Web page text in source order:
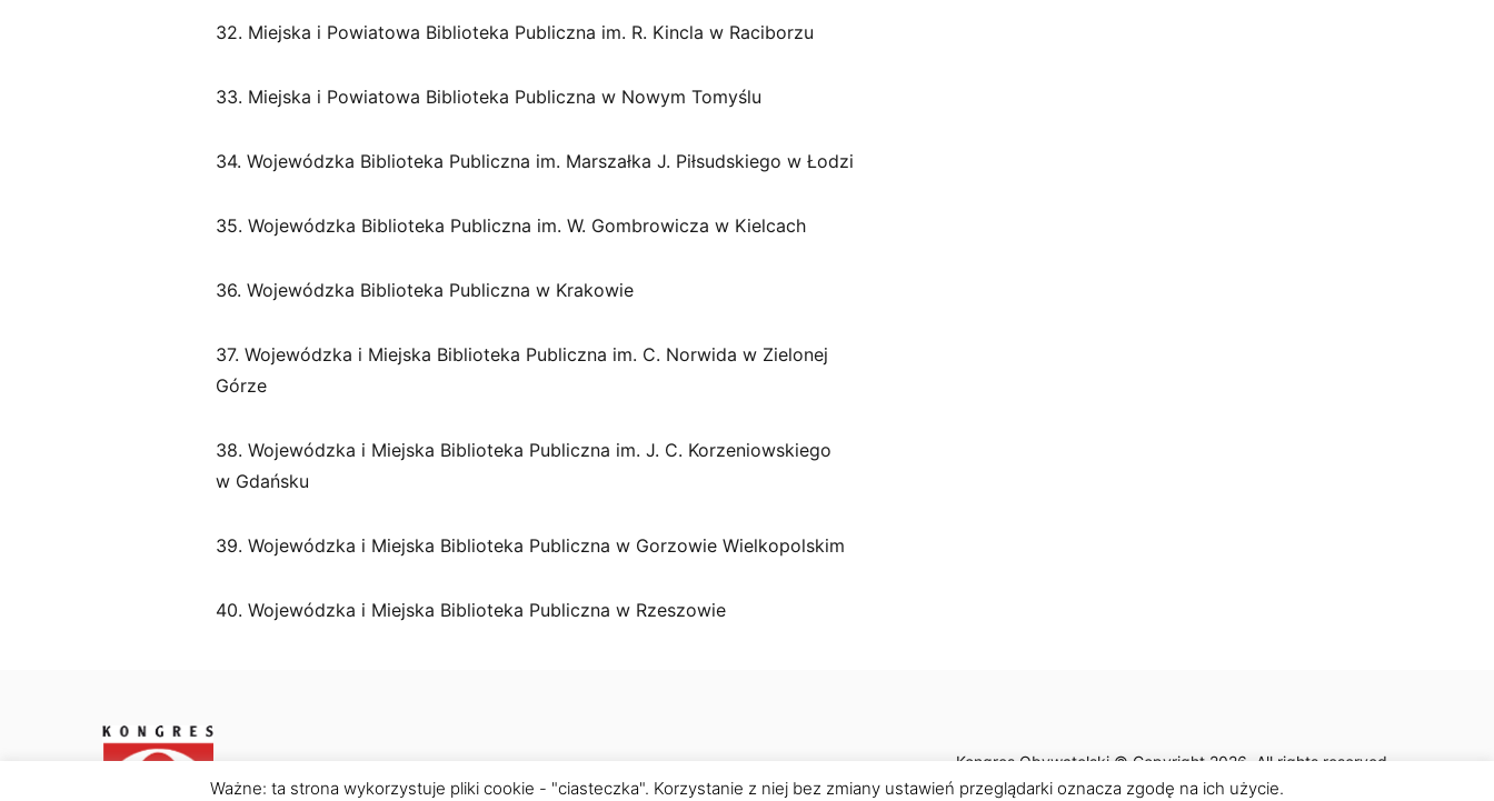
32. Miejska i Powiatowa Biblioteka Publiczna im. R. Kincla w Raciborzu
33. Miejska i Powiatowa Biblioteka Publiczna w Nowym Tomyślu
34. Wojewódzka Biblioteka Publiczna im. Marszałka J. Piłsudskiego w Łodzi
35. Wojewódzka Biblioteka Publiczna im. W. Gombrowicza w Kielcach
36. Wojewódzka Biblioteka Publiczna w Krakowie
37. Wojewódzka i Miejska Biblioteka Publiczna im. C. Norwida w Zielonej
Górze
38. Wojewódzka i Miejska Biblioteka Publiczna im. J. C. Korzeniowskiego
w Gdańsku
39. Wojewódzka i Miejska Biblioteka Publiczna w Gorzowie Wielkopolskim
40. Wojewódzka i Miejska Biblioteka Publiczna w Rzeszowie
Kongres Obywatelski © Copyright 2026. All rights reserved.
Ważne: ta strona wykorzystuje pliki cookie - "ciasteczka". Korzystanie z niej bez zmiany ustawień przeglądarki oznacza zgodę na ich użycie.